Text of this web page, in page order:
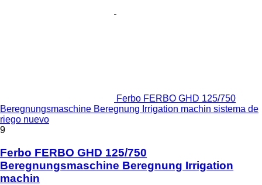
Ferbo FERBO GHD 125/750
Beregnungsmaschine Beregnung Irrigation machin sistema de
riego nuevo
9
Ferbo FERBO GHD 125/750
Beregnungsmaschine Beregnung Irrigation
machin